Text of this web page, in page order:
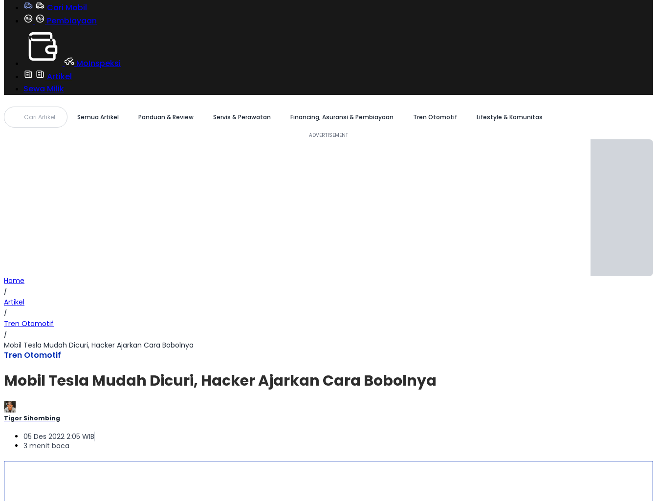
Cari Mobil
Pembiayaan
MoInspeksi
Artikel
Sewa Milik
Cari Artikel Semua Artikel Panduan & Review Servis & Perawatan Financing, Asuransi & Pembiayaan Tren Otomotif Lifestyle & Komunitas
Home
/
Artikel
/
Tren Otomotif
/
Mobil Tesla Mudah Dicuri, Hacker Ajarkan Cara Bobolnya
Tren Otomotif
Mobil Tesla Mudah Dicuri, Hacker Ajarkan Cara Bobolnya
Tigor Sihombing
05 Des 2022 2:05 WIB
3 menit baca